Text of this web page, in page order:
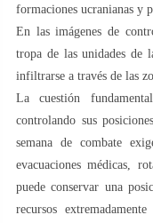
formaciones ucranianas y
En las imágenes de
tropa de las unidades de
infiltrarse a través de las
La cuestión
controlando sus
semana de combate
evacuaciones médicas,
puede conservar una
recursos